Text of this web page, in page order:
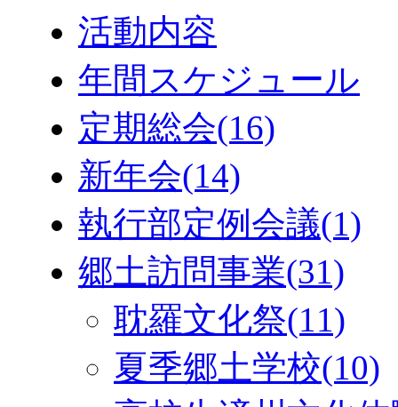
活動内容
年間スケジュール
定期総会(16)
新年会(14)
執行部定例会議(1)
郷土訪問事業(31)
耽羅文化祭(11)
夏季郷土学校(10)